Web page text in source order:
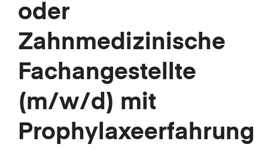
oder
Zahnmedizinische
Fachangestellte
(m/w/d) mit
Prophylaxeerfahrung